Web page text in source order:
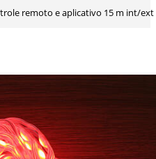
remoto e aplicativo 15 m int/ext